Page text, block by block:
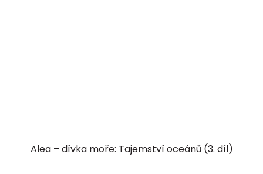
Alea – dívka moře: Tajemství oceánů (3. díl)